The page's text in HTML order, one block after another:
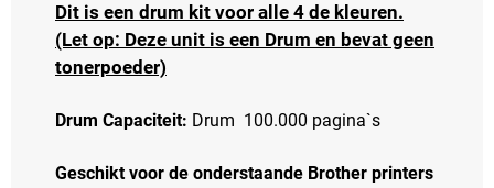
Dit is een drum kit voor alle 4 de kleuren.
(Let op: Deze unit is een Drum en bevat geen
tonerpoeder)
Drum Capaciteit: Drum 100.000 pagina`s
Geschikt voor de onderstaande Brother printers